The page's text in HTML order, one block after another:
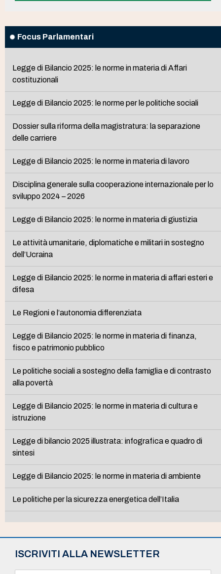
Focus Parlamentari
Legge di Bilancio 2025: le norme in materia di Affari
costituzionali
Legge di Bilancio 2025: le norme per le politiche sociali
Dossier sulla riforma della magistratura: la separazione
delle carriere
Legge di Bilancio 2025: le norme in materia di lavoro
Disciplina generale sulla cooperazione internazionale per lo
sviluppo 2024 – 2026
Legge di Bilancio 2025: le norme in materia di giustizia
Le attività umanitarie, diplomatiche e militari in sostegno
dell’Ucraina
Legge di Bilancio 2025: le norme in materia di affari esteri e
difesa
Le Regioni e l’autonomia differenziata
Legge di Bilancio 2025: le norme in materia di finanza,
fisco e patrimonio pubblico
Le politiche sociali a sostegno della famiglia e di contrasto
alla povertà
Legge di Bilancio 2025: le norme in materia di cultura e
istruzione
Legge di bilancio 2025 illustrata: infografica e quadro di
sintesi
Legge di Bilancio 2025: le norme in materia di ambiente
Le politiche per la sicurezza energetica dell’Italia
ISCRIVITI ALLA NEWSLETTER